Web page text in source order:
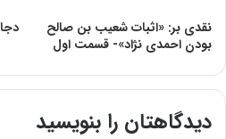
نقدی بر: «اثبات شعیب بن صالح
بودن احمدی نژاد»- قسمت اول
دیدگاهتان را بنویسید